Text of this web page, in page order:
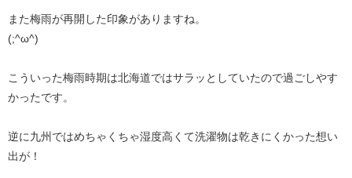
また梅雨が再開した印象がありますね。
(;^ω^)
こういった梅雨時期は北海道ではサラッとしていたので過ごしやす
かったです。
逆に九州ではめちゃくちゃ湿度高くて洗濯物は乾きにくかった想い
出が！